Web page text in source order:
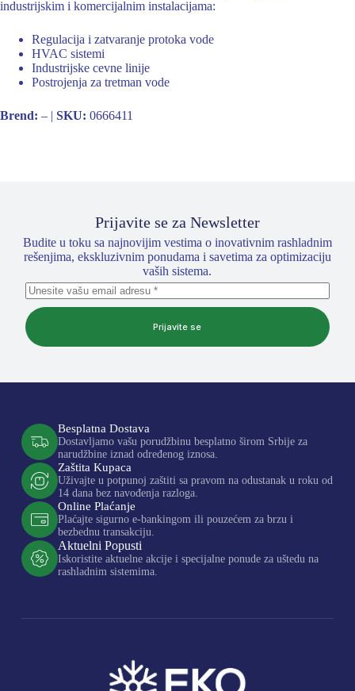
industrijskim i komercijalnim instalacijama:
Regulacija i zatvaranje protoka vode
HVAC sistemi
Industrijske cevne linije
Postrojenja za tretman vode
Brend: – | SKU: 0666411
Prijavite se za Newsletter
Budite u toku sa najnovijim vestima o inovativnim rashladnim
rešenjima, ekskluzivnim ponudama i savetima za optimizaciju
vaših sistema.
Prijavite se
Besplatna Dostava
Dostavljamo vašu porudžbinu besplatno širom Srbije za
narudžbine iznad određenog iznosa.
Zaštita Kupaca
Uživajte u potpunoj zaštiti sa pravom na odustanak u roku od
14 dana bez navođenja razloga.
Online Plaćanje
Plaćajte sigurno e-bankingom ili pouzećem za brzu i
bezbednu transakciju.
Aktuelni Popusti
Iskoristite aktuelne akcije i specijalne ponude za uštedu na
rashladnim sistemima.